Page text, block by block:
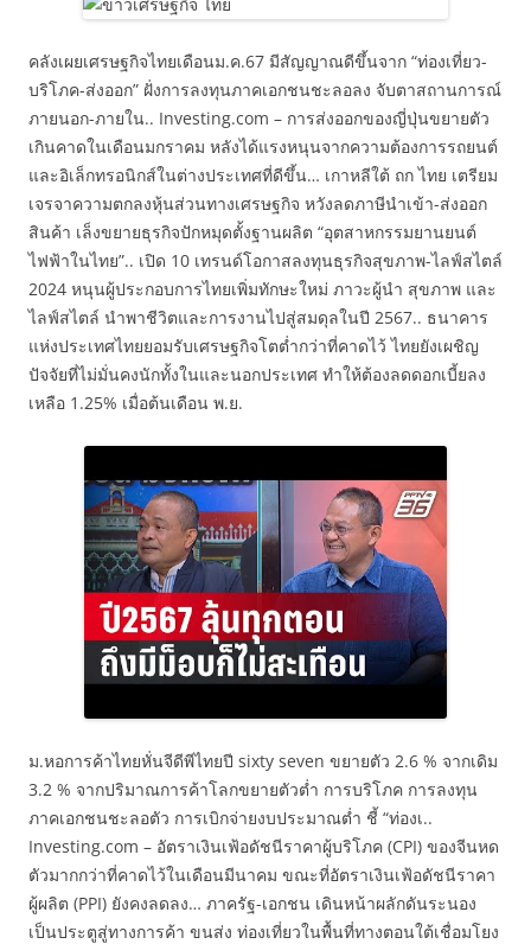
คลังเผยเศรษฐกิจไทยเดือนม.ค.67 มีสัญญาณดีขึ้นจาก “ท่องเที่ยว-
บริโภค-ส่งออก” ฝั่งการลงทุนภาคเอกชนชะลอลง จับตาสถานการณ์
ภายนอก-ภายใน.. Investing.com – การส่งออกของญี่ปุ่นขยายตัว
เกินคาดในเดือนมกราคม หลังได้แรงหนุนจากความต้องการรถยนต์
และอิเล็กทรอนิกส์ในต่างประเทศที่ดีขึ้น… เกาหลีใต้ ถก ไทย เตรียม
เจรจาความตกลงหุ้นส่วนทางเศรษฐกิจ หวังลดภาษีนำเข้า-ส่งออก
สินค้า เล็งขยายธุรกิจปักหมุดตั้งฐานผลิต “อุตสาหกรรมยานยนต์
ไฟฟ้าในไทย”.. เปิด 10 เทรนด์โอกาสลงทุนธุรกิจสุขภาพ-ไลฟ์สไตล์
2024 หนุนผู้ประกอบการไทยเพิ่มทักษะใหม่ ภาวะผู้นำ สุขภาพ และ
ไลฟ์สไตล์ นำพาชีวิตและการงานไปสู่สมดุลในปี 2567.. ธนาคาร
แห่งประเทศไทยยอมรับเศรษฐกิจโตต่ำกว่าที่คาดไว้ ไทยยังเผชิญ
ปัจจัยที่ไม่มั่นคงนักทั้งในและนอกประเทศ ทำให้ต้องลดดอกเบี้ยลง
เหลือ 1.25% เมื่อต้นเดือน พ.ย.
ม.หอการค้าไทยหั่นจีดีพีไทยปี sixty seven ขยายตัว 2.6 % จากเดิม
3.2 % จากปริมาณการค้าโลกขยายตัวต่ำ การบริโภค การลงทุน
ภาคเอกชนชะลอตัว การเบิกจ่ายงบประมาณต่ำ ชี้ “ท่องเ..
Investing.com – อัตราเงินเฟ้อดัชนีราคาผู้บริโภค (CPI) ของจีนหด
ตัวมากกว่าที่คาดไว้ในเดือนมีนาคม ขณะที่อัตราเงินเฟ้อดัชนีราคา
ผู้ผลิต (PPI) ยังคงลดลง… ภาครัฐ-เอกชน เดินหน้าผลักดันระนอง
เป็นประตูสู่ทางการค้า ขนส่ง ท่องเที่ยวในพื้นที่ทางตอนใต้เชื่อมโยง